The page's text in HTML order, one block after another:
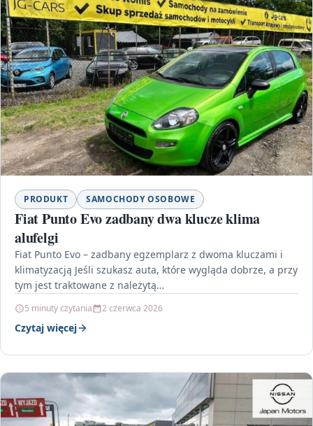
PRODUKT SAMOCHODY OSOBOWE
Fiat Punto Evo zadbany dwa klucze klima
alufelgi
Fiat Punto Evo – zadbany egzemplarz z dwoma kluczami i
klimatyzacją Jeśli szukasz auta, które wygląda dobrze, a przy
tym jest traktowane z należytą…
5 minuty czytania 2 czerwca 2026
Czytaj więcej